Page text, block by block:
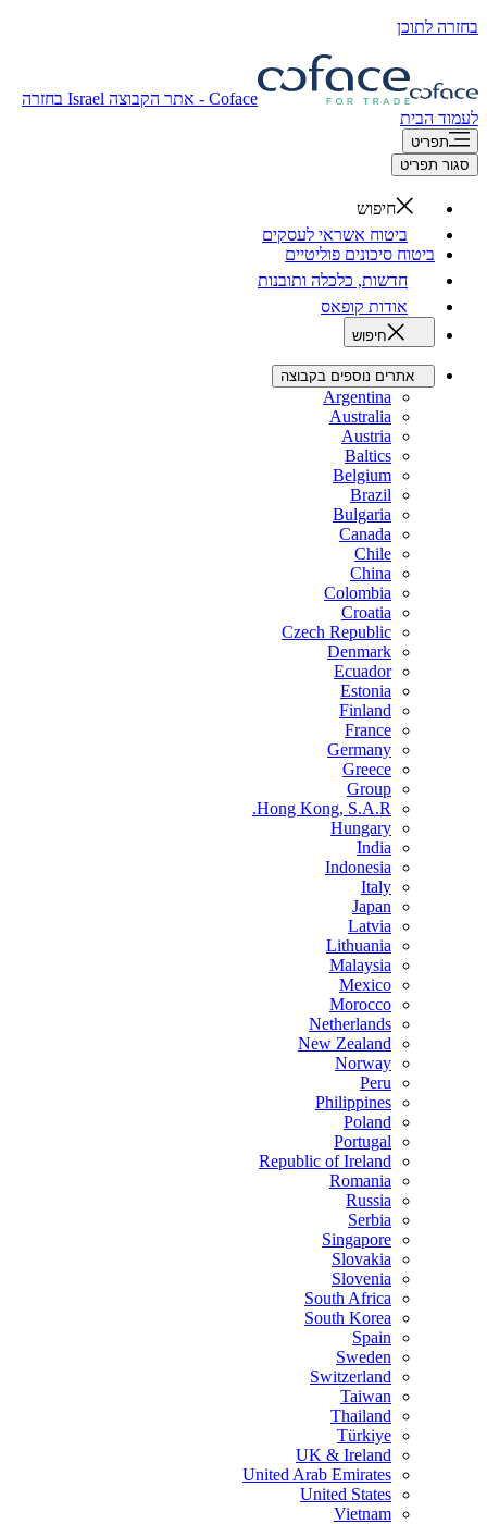
בחזרה לתוכן
Coface - אתר הקבוצה
בחזרה
לעמוד הבית
תפריט
סגור תפריט
חיפוש
ביטוח אשראי לעסקים
ביטוח סיכונים פוליטיים
חדשות, כלכלה ותובנות
אודות קופאס
חיפוש
אתרים נוספים בקבוצה
Argentina
Australia
Austria
Baltics
Belgium
Brazil
Bulgaria
Canada
Chile
China
Colombia
Croatia
Czech Republic
Denmark
Ecuador
Estonia
Finland
France
Germany
Greece
Group
Hong Kong, S.A.R.
Hungary
India
Indonesia
Italy
Japan
Latvia
Lithuania
Malaysia
Mexico
Morocco
Netherlands
New Zealand
Norway
Peru
Philippines
Poland
Portugal
Republic of Ireland
Romania
Russia
Serbia
Singapore
Slovakia
Slovenia
South Africa
South Korea
Spain
Sweden
Switzerland
Taiwan
Thailand
Türkiye
UK & Ireland
United Arab Emirates
United States
Vietnam